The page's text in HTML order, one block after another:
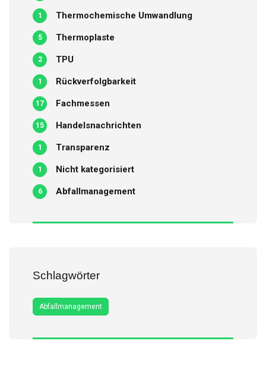
Thermochemische Umwandlung
1
Thermoplaste
5
TPU
2
Rückverfolgbarkeit
1
Fachmessen
17
Handelsnachrichten
15
Transparenz
1
Nicht kategorisiert
1
Abfallmanagement
6
Schlagwörter
Abfallmanagement